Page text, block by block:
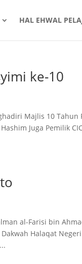
HAL EHWAL
ke-10
Majlis 10 Tahun
Juga Pemilik
al-Farisi bin
Halaqat